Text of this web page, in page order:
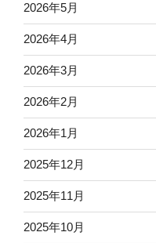
2026年5月
2026年4月
2026年3月
2026年2月
2026年1月
2025年12月
2025年11月
2025年10月